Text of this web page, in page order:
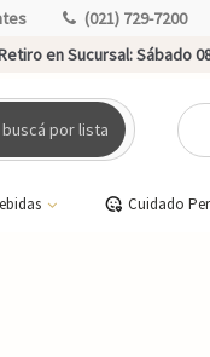
(021) 729-7200
en Sucursal:Sábado
buscá por lista
Cuidado